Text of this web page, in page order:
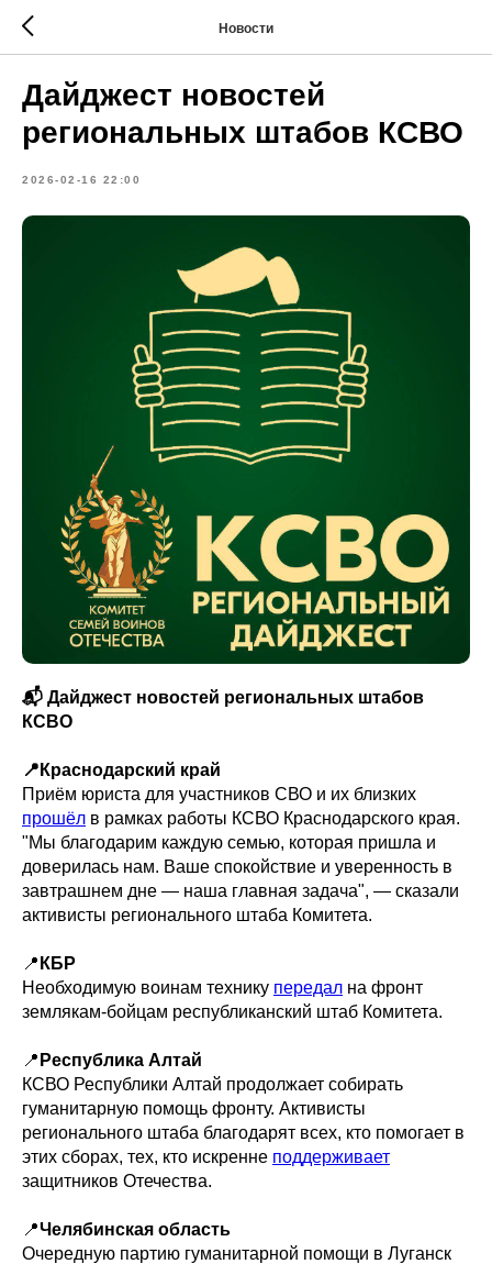
Новости
Дайджест новостей
региональных штабов КСВО
2026-02-16 22:00
📬 Дайджест новостей региональных штабов
КСВО
📍Краснодарский край
Приём юриста для участников СВО и их близких
прошёл в рамках работы КСВО Краснодарского края.
"Мы благодарим каждую семью, которая пришла и
доверилась нам. Ваше спокойствие и уверенность в
завтрашнем дне — наша главная задача", — сказали
активисты регионального штаба Комитета.
📍 КБР
Необходимую воинам технику передал на фронт
землякам-бойцам республиканский штаб Комитета.
📍 Республика Алтай
КСВО Республики Алтай продолжает собирать
гуманитарную помощь фронту. Активисты
регионального штаба благодарят всех, кто помогает в
этих сборах, тех, кто искренне поддерживает
защитников Отечества.
📍Челябинская область
Очередную партию гуманитарной помощи в Луганск